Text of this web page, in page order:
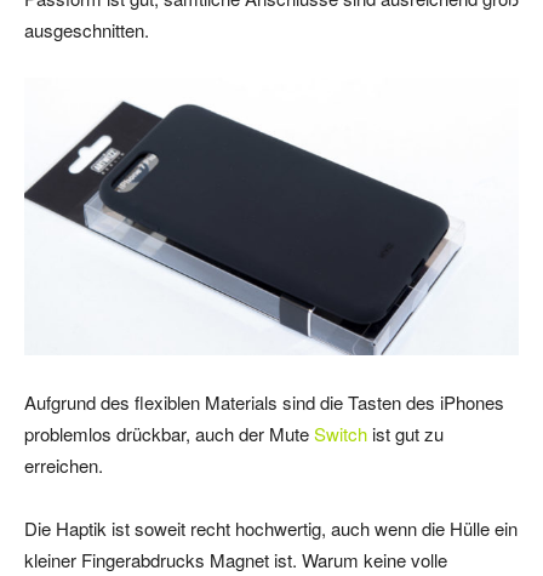
ausgeschnitten.
Aufgrund des flexiblen Materials sind die Tasten des iPhones
problemlos drückbar, auch der MuteSwitchist gut zu
erreichen.
Die Haptik ist soweit recht hochwertig, auch wenn die Hülle ein
kleiner Fingerabdrucks Magnet ist. Warum keine volle